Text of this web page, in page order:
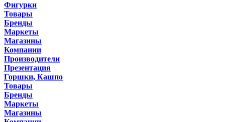
Фигурки
Товары
Бренды
Маркеты
Магазины
Компании
Производители
Презентация
Горшки, Кашпо
Товары
Бренды
Маркеты
Магазины